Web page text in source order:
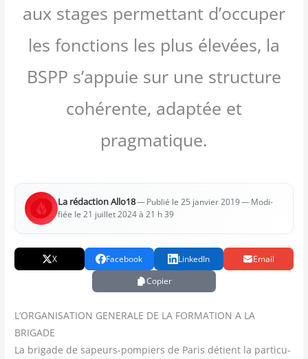
aux stages permettant d’occuper
les fonctions les plus élevées, la
BSPP s’appuie sur une structure
cohérente, adaptée et
pragmatique.
La rédac­tion Allo18— Publié le 25 jan­vier 2019— Modi­
fiée le 21 juillet 2024 à 21 h 39
X Facebook LinkedIn
Email
Copier
L’ORGANISATION GENERALE DE LA FORMATION A LA
BRIGADE
La bri­gade de sapeurs-pom­piers de Paris détient la par­ti­cu­